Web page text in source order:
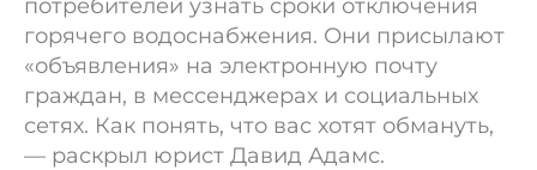
потребителей узнать сроки отключения
горячего водоснабжения. Они присылают
«объявления» на электронную почту
граждан, в мессенджерах и социальных
сетях. Как понять, что вас хотят обмануть,
— раскрыл юрист Давид Адамс.